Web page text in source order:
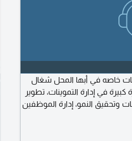
خاصه في أبها المحل شغال
في إدارة التموينات، تطوير
وتحقيق النمو، إدارة الموظفين